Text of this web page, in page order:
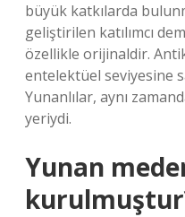
büyük katkılarda
geliştirilen katılımcı
özellikle orijinaldir.
entelektüel seviyesine
Yunanlılar, aynı
yeriydi.
Yunan